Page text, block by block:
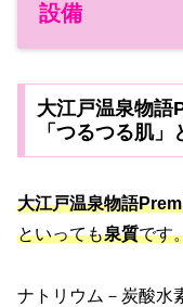
設備
大江戸温泉物語
「つるつる肌
大江戸温泉物語
といっても泉質です
ナトリウム－炭酸水